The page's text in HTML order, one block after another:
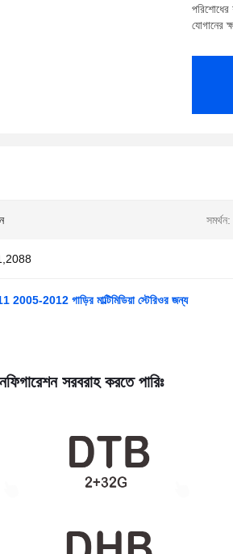
পরিশোধের
যোগানের
সমর্থন:
2005-2012 গাড়ির মাল্টিমিডিয়া স্টেরিওর জন্য
সরবরাহ করতে পারিঃ